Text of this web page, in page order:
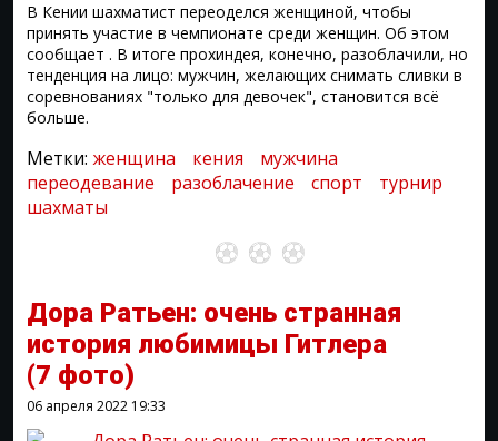
В Кении шахматист переоделся женщиной, чтобы
принять участие в чемпионате среди женщин. Об этом
сообщает . В итоге прохиндея, конечно, разоблачили, но
тенденция на лицо: мужчин, желающих снимать сливки в
соревнованиях "только для девочек", становится всё
больше.
Метки: женщина кения
мужчина
переодевание
разоблачение спорт
турнир
шахматы
Дора Ратьен: очень странная
история любимицы Гитлера
(7 фото)
06 апреля 2022 19:33